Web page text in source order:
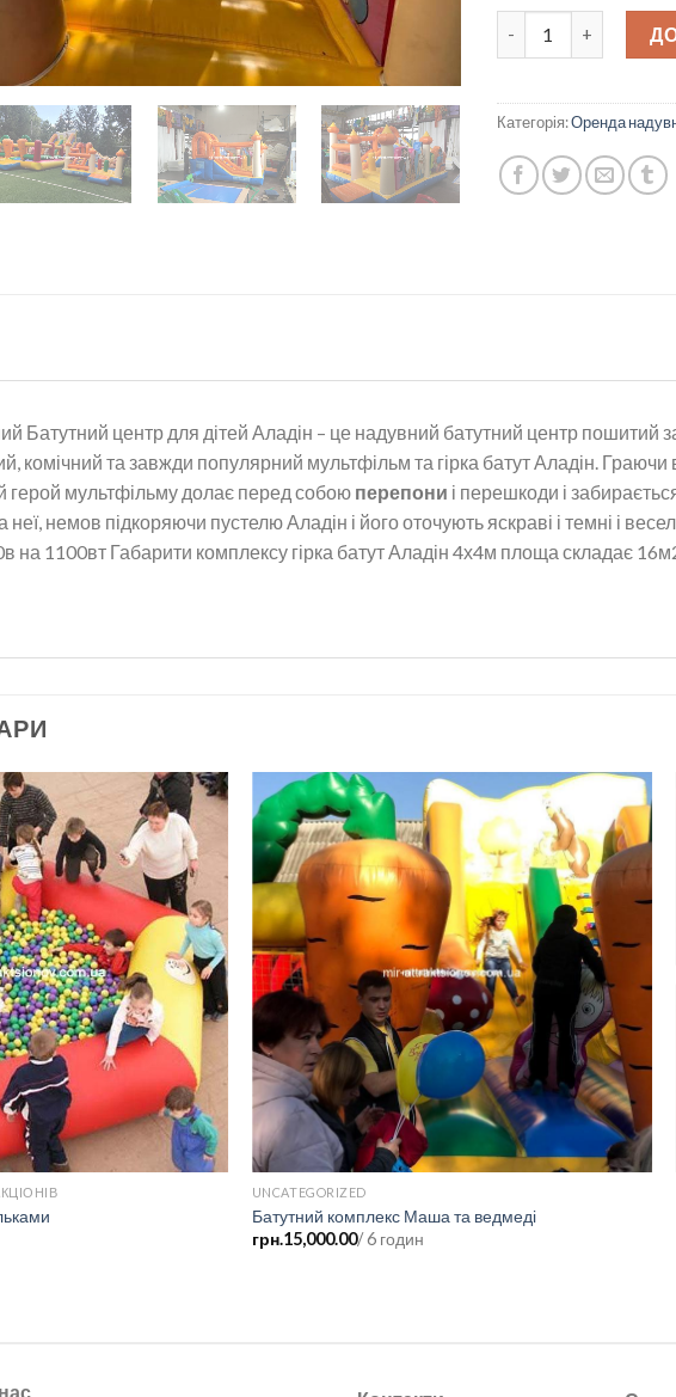
Ігровий центр Аладін
Категорія:Оренда
Батутний центр для дітей Аладін – це надувний батутний центр
комічний та завжди популярний мультфільм та гірка батут Аладін.
герой мультфільму долає перед собою перепони і перешкоди і
немов підкоряючи пустелю Аладін і його оточують яскраві і темні і
на 1100вт Габарити комплексу гірка батут Аладін 4х4м площа складає
UNCATEGORIZED
Батутний комплекс Маша та ведмеді
грн.15,000.00/ 6 годин